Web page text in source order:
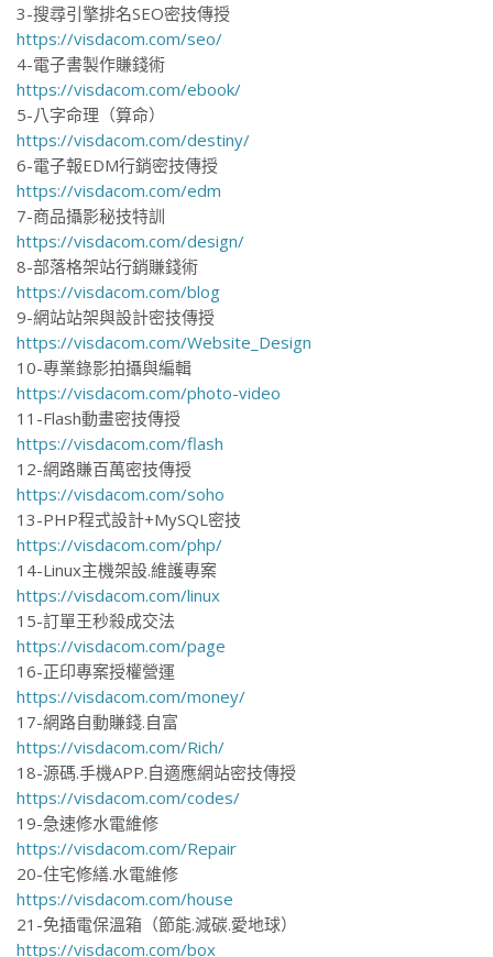
3-搜尋引擎排名SEO密技傳授
https://visdacom.com/seo/
4-電子書製作賺錢術
https://visdacom.com/ebook/
5-八字命理（算命）
https://visdacom.com/destiny/
6-電子報EDM行銷密技傳授
https://visdacom.com/edm
7-商品攝影秘技特訓
https://visdacom.com/design/
8-部落格架站行銷賺錢術
https://visdacom.com/blog
9-網站站架與設計密技傳授
https://visdacom.com/Website_Design
10-專業錄影拍攝與編輯
https://visdacom.com/photo-video
11-Flash動畫密技傳授
https://visdacom.com/flash
12-網路賺百萬密技傳授
https://visdacom.com/soho
13-PHP程式設計+MySQL密技
https://visdacom.com/php/
14-Linux主機架設.維護專案
https://visdacom.com/linux
15-訂單王秒殺成交法
https://visdacom.com/page
16-正印專案授權營運
https://visdacom.com/money/
17-網路自動賺錢.自富
https://visdacom.com/Rich/
18-源碼.手機APP.自適應網站密技傳授
https://visdacom.com/codes/
19-急速修水電維修
https://visdacom.com/Repair
20-住宅修繕.水電維修
https://visdacom.com/house
21-免插電保溫箱（節能.減碳.愛地球）
https://visdacom.com/box